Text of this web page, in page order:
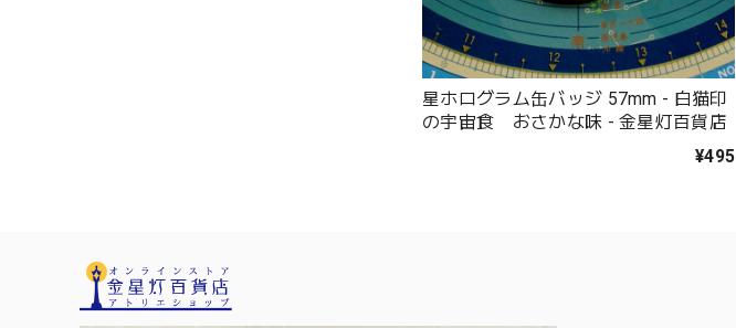
星ホログラム缶バッジ 57mm - 白猫印
の宇宙食 おさかな味 - 金星灯百貨店
¥495